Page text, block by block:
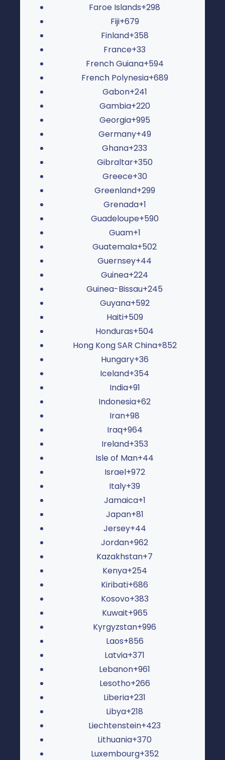
Faroe Islands+298
Fiji+679
Finland+358
France+33
French Guiana+594
French Polynesia+689
Gabon+241
Gambia+220
Georgia+995
Germany+49
Ghana+233
Gibraltar+350
Greece+30
Greenland+299
Grenada+1
Guadeloupe+590
Guam+1
Guatemala+502
Guernsey+44
Guinea+224
Guinea-Bissau+245
Guyana+592
Haiti+509
Honduras+504
Hong Kong SAR China+852
Hungary+36
Iceland+354
India+91
Indonesia+62
Iran+98
Iraq+964
Ireland+353
Isle of Man+44
Israel+972
Italy+39
Jamaica+1
Japan+81
Jersey+44
Jordan+962
Kazakhstan+7
Kenya+254
Kiribati+686
Kosovo+383
Kuwait+965
Kyrgyzstan+996
Laos+856
Latvia+371
Lebanon+961
Lesotho+266
Liberia+231
Libya+218
Liechtenstein+423
Lithuania+370
Luxembourg+352